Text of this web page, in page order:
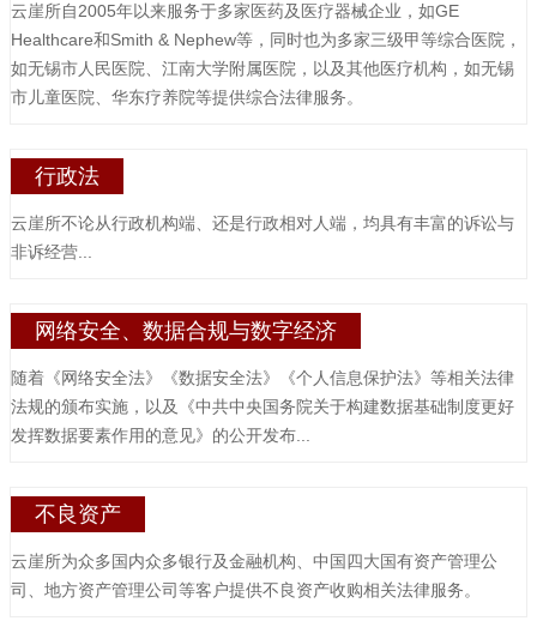
云崖所自2005年以来服务于多家医药及医疗器械企业，如GE
Healthcare和Smith & Nephew等，同时也为多家三级甲等综合医院，
如无锡市人民医院、江南大学附属医院，以及其他医疗机构，如无锡
市儿童医院、华东疗养院等提供综合法律服务。
行政法
云崖所不论从行政机构端、还是行政相对人端，均具有丰富的诉讼与
非诉经营...
网络安全、数据合规与数字经济
随着《网络安全法》《数据安全法》《个人信息保护法》等相关法律
法规的颁布实施，以及《中共中央国务院关于构建数据基础制度更好
发挥数据要素作用的意见》的公开发布...
不良资产
云崖所为众多国内众多银行及金融机构、中国四大国有资产管理公
司、地方资产管理公司等客户提供不良资产收购相关法律服务。